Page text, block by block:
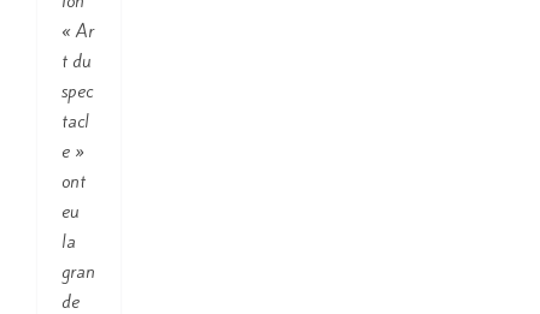
« Ar
t du
spec
tacl
e »
ont
eu
la
gran
de